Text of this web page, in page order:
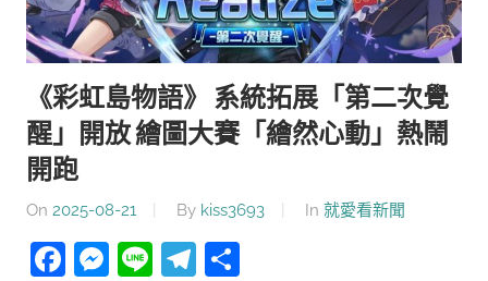
《彩虹島物語》 系統拓展「第二次覺
醒」開放 繪圖大賽「繪然心動」熱鬧
開跑
On 2025-08-21 By kiss3693 In 就愛看新聞
Facebook
Messenger
LineTelegram